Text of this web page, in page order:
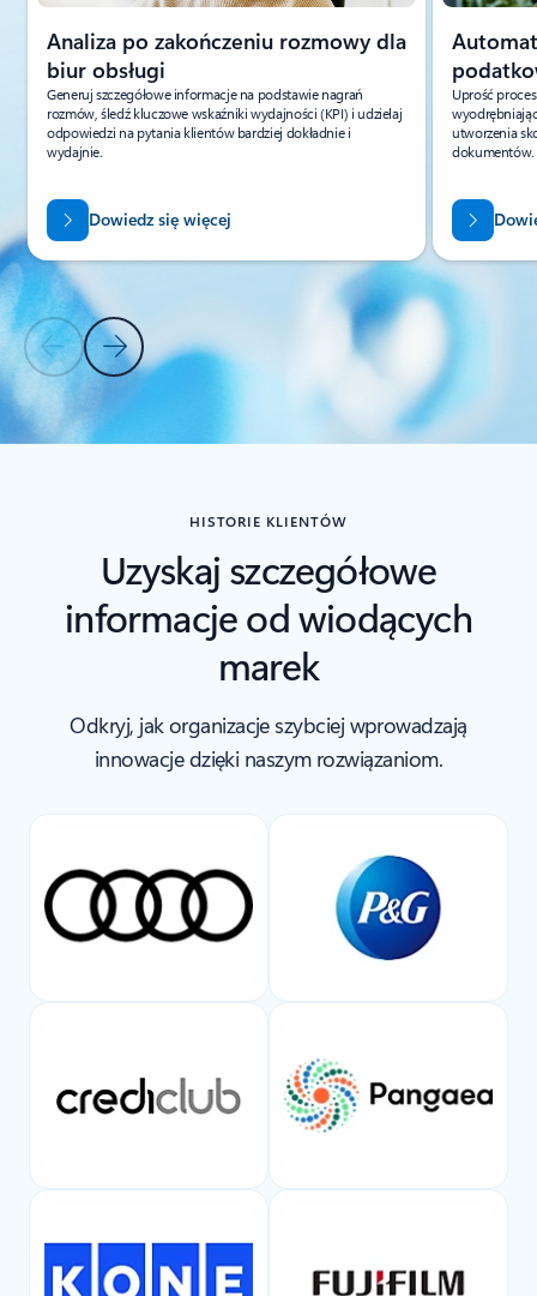
Poprzedni slajd
Następny slajd
Analiza po zakończeniu rozmowy dla
biur obsługi
Generuj szczegółowe informacje na podstawie nagrań
rozmów, śledź kluczowe wskaźniki wydajności (KPI) i udzielaj
odpowiedzi na pytania klientów bardziej dokładnie i
wydajnie.
Dowiedz się więcej
Uprość
utworzenia
dokumentów.
Powrót do kontrolek PRZYPADKÓW UŻYCIA
Powrót do kart
HISTORIE KLIENTÓW
Uzyskaj szczegółowe
informacje od wiodących
marek
Odkryj, jak organizacje szybciej wprowadzają
innowacje dzięki naszym rozwiązaniom.